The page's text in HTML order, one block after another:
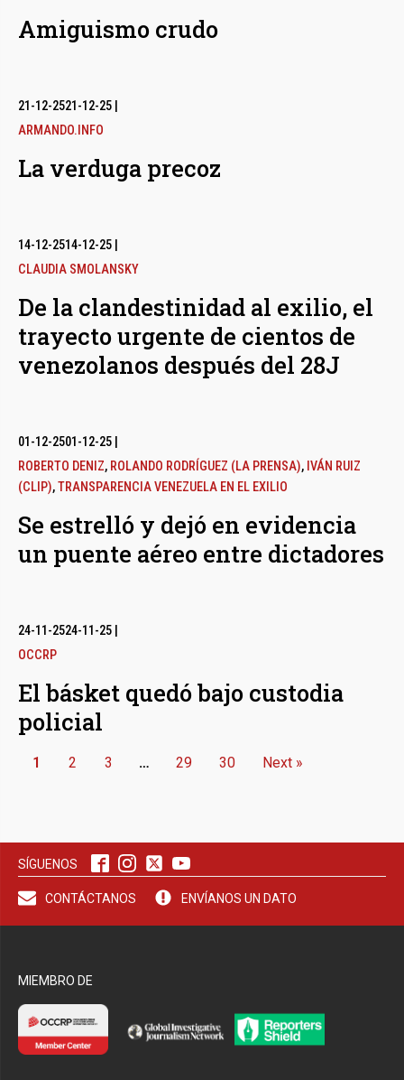
Amiguismo crudo
21-12-2521-12-25
ARMANDO.INFO
La verduga precoz
14-12-2514-12-25
CLAUDIA SMOLANSKY
De la clandestinidad al exilio, el
trayecto urgente de cientos de
venezolanos después del 28J
01-12-2501-12-25
ROBERTO DENIZ, ROLANDO RODRÍGUEZ (LA PRENSA), IVÁN RUIZ
(CLIP),TRANSPARENCIA VENEZUELA EN EL EXILIO
Se estrelló y dejó en evidencia
un puente aéreo entre dictadores
24-11-2524-11-25
OCCRP
El básket quedó bajo custodia
policial
1 2 3 … 29 30 Next »
SÍGUENOS
CONTÁCTANOS ENVÍANOS UN DATO
MIEMBRO DE